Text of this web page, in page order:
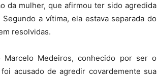
da mulher, que afirmou ter sido agredida
a vítima, ela estava separada do
resolvidas.
Medeiros, conhecido por ser o
acusado de agredir covardemente sua